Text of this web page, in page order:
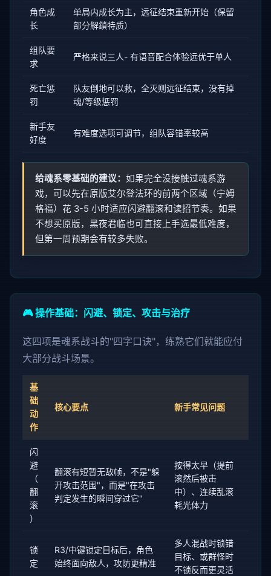
角色成
长
单局内成长为主，远征结束重新开始（保留
部分解鎖特质）
组队要
求
严格来说三人- 有语音配合体验远优于单人
死亡惩
罚
队友倒地可以救，全灭则远征结束，没有掉
魂/等级惩罚
新手友
好度
有难度选项可调节，组队容错率较高
给魂系零基础的建议： 如果完全没接触过魂系游
戏，可以先在原版艾尔登法环的前两个区域（宁姆
格福）花 3-5 小时适应闪避翻滚和读招节奏。如果
不想买原版，黑夜君临也可直接上手选最低难度，
但第一周预期会有较多失败。
🎮 操作基础：闪避、锁定、攻击与治疗
这四项是魂系战斗的"四字口诀"，练熟它们就能应付
大部分战斗场景。
基
础
动
作
核心要点 新手常见问题
闪
避
（
翻
滚
）
翻滚有短暂无敌帧，不是"躲
开攻击范围"，而是"在攻击
判定发生的瞬间穿过它"
按得太早（提前
滚然后被击
中）、连续乱滚
耗光体力
锁
定
R3/中键锁定目标后，角色
始终面向敌人，攻防更精准
多人混战时锁错
目标、或群怪时
不锁反而更灵活